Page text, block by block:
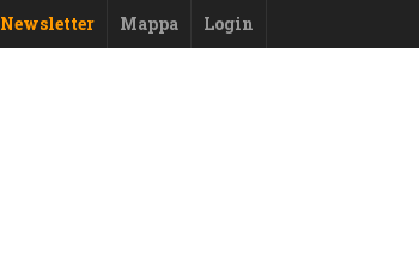
Newsletter Mappa Login